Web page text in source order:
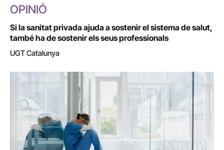
OPINIÓ
Si la sanitat privada ajuda a sostenir el sistema de salut,
també ha de sostenir els seus professionals
UGT Catalunya